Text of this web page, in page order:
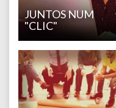
JUNTOS NUM
"CLIC"